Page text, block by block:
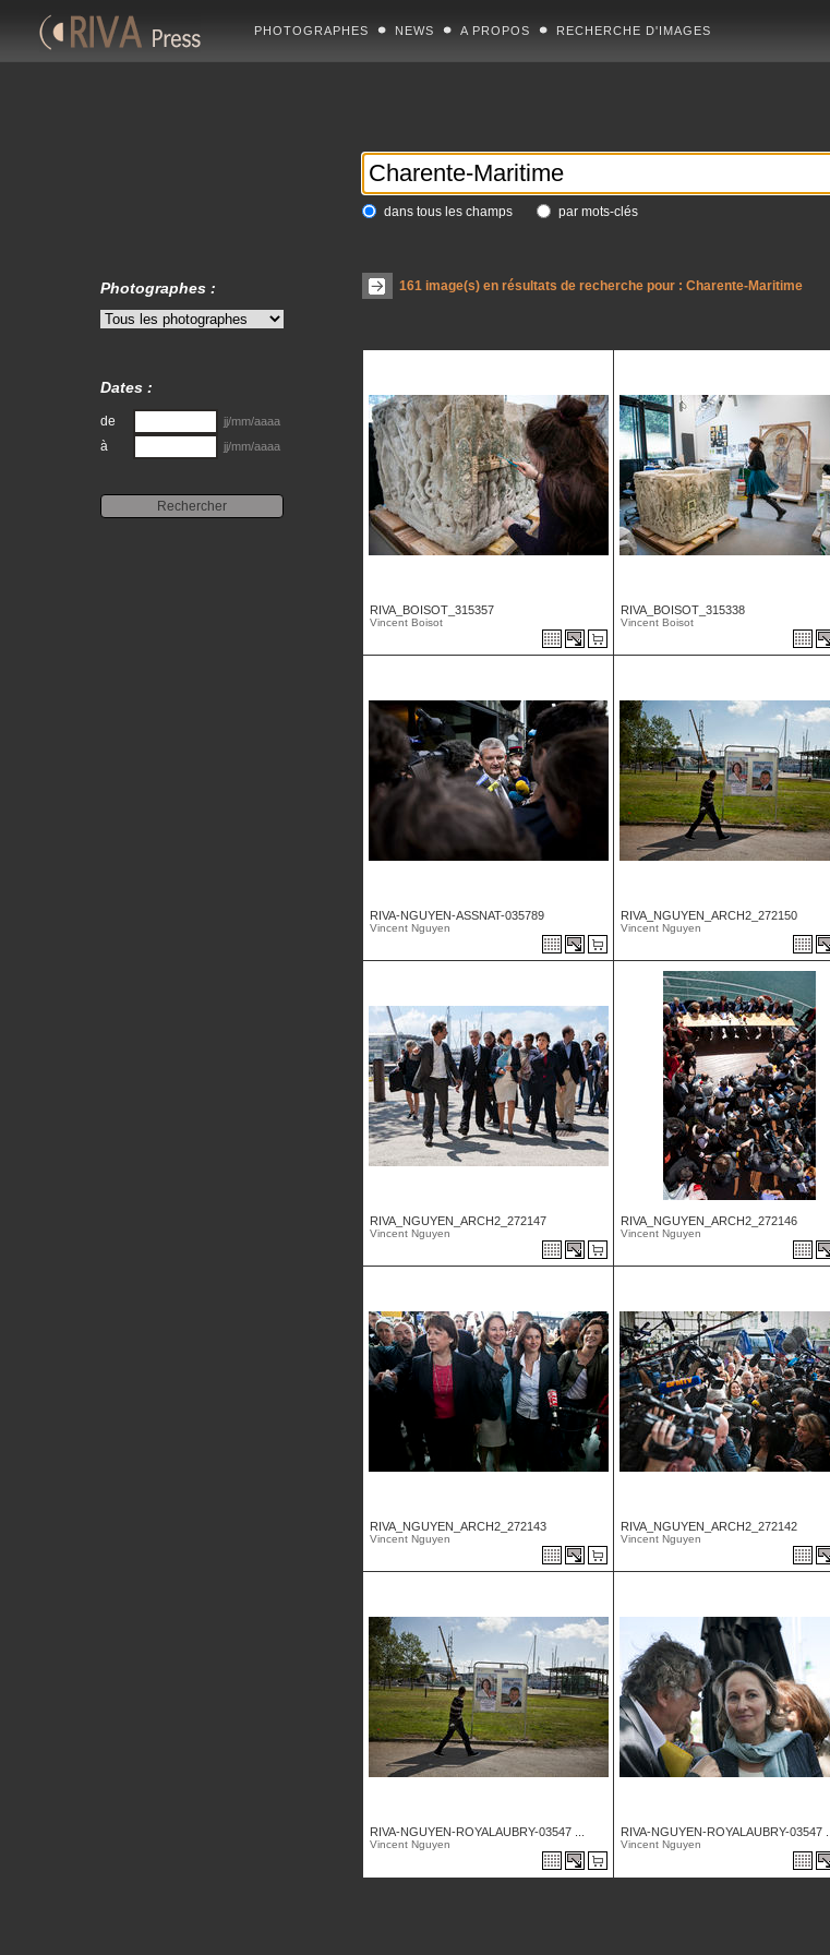
PHOTOGRAPHES NEWS A PROPOS RECHERCHE D'IMAGES
dans tous les champs par mots-clés
161 image(s) en résultats de recherche pour : Charente-Maritime
RIVA_BOISOT_315357
Vincent Boisot
RIVA_BOISOT_315338
Vincent Boisot
RIVA-NGUYEN-ASSNAT-035789
Vincent Nguyen
RIVA_NGUYEN_ARCH2_272150
Vincent Nguyen
RIVA_NGUYEN_ARCH2_272147
Vincent Nguyen
RIVA_NGUYEN_ARCH2_272146
Vincent Nguyen
RIVA_NGUYEN_ARCH2_272143
Vincent Nguyen
RIVA_NGUYEN_ARCH2_272142
Vincent Nguyen
RIVA-NGUYEN-ROYALAUBRY-03547 ...
Vincent Nguyen
RIVA-NGUYEN-ROYALAUBRY-03547 ...
Vincent Nguyen
Photographes :
Dates :
de jj/mm/aaaa
à jj/mm/aaaa